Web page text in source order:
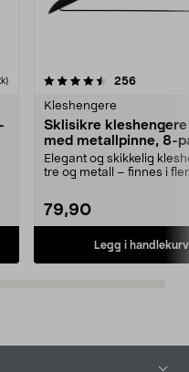
256
Kleshengere
Sklisikre
med metallpinne, 8-
Elegant og skikkelig
tre og metall – finnes i
79,90
Legg i handlekurv
4.5av 5 stjerner